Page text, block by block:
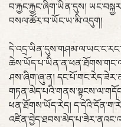
བ་རྐྱང་རྐྱང་ཞིག་ཡིན་དུས།
བསལ་ཚོར་བ་ཡོང་ཡ་མི་འདུག།
ཤས་ཞིག་ཞུ་ན།
ཕན་ཐོགས་ཡོད་རེད།